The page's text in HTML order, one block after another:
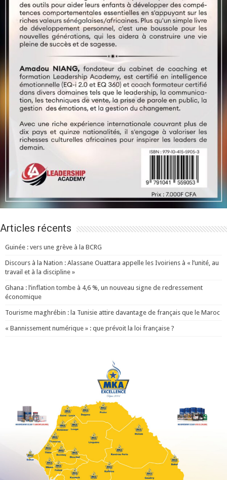
Articles récents
Guinée : vers une grève à la BCRG
Discours à la Nation : Alassane Ouattara appelle les Ivoiriens à « l’unité, au
travail et à la discipline »
Ghana : l’inflation tombe à 4,6 %, un nouveau signe de redressement
économique
Tourisme maghrébin : la Tunisie attire davantage de français que le Maroc
« Bannissement numérique » : que prévoit la loi française ?